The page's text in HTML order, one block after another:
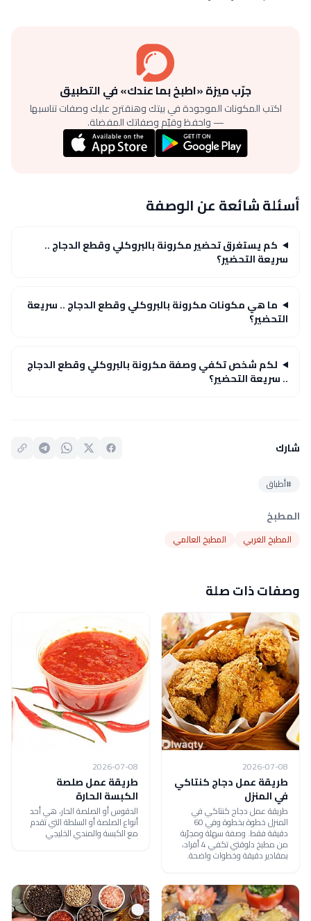
جرّب ميزة «اطبخ بما عندك» في التطبيق
اكتب المكونات الموجودة في بيتك وهنقترح عليك وصفات تناسبها
— واحفظ وقيّم وصفاتك المفضلة.
أسئلة شائعة عن الوصفة
كم يستغرق تحضير مكرونة بالبروكلي وقطع الدجاج ..
سريعة التحضير؟
ما هي مكونات مكرونة بالبروكلي وقطع الدجاج .. سريعة
التحضير؟
لكم شخص تكفي وصفة مكرونة بالبروكلي وقطع الدجاج
.. سريعة التحضير؟
شارك
#أطباق
المطبخ
المطبخ الغربي المطبخ العالمي
وصفات ذات صلة
2026-07-08
طريقة عمل دجاج كنتاكي
في المنزل
طريقة عمل دجاج كنتاكي في
المنزل خطوة بخطوة وفي 60
دقيقة فقط. وصفة سهلة ومجرّبة
من مطبخ دلوقتي تكفي 4 أفراد،
بمقادير دقيقة وخطوات واضحة.
2026-07-08
طريقة عمل صلصة
الكبسة الحارة
الدقوس أو الصلصة الحار، هي أحد
أنواع الصلصة أو السلطة التي تقدم
مع الكبسة والمندي الخليجي